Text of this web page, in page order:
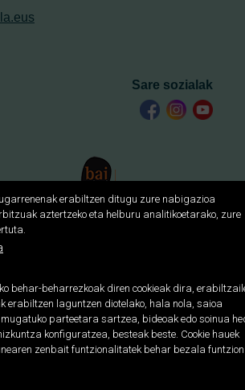
Sare sozialak
Postontzi etikoa
Lege oharra
Pribatutasun politika
erabiltzen ditugu zure nabigazioa
aztertzeko eta helburu analitikoetarako, zure
behar-beharrezkoak diren cookieak dira,
erabiltzen laguntzen diotelako, hala nola, saioa
parteetara sartzea, bideoak edo soinua
konfiguratzea, besteak beste. Cookie hauek
zenbait funtzionalitatek behar bezala